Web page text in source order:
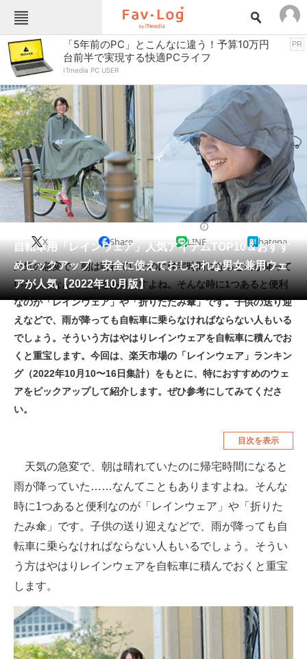
Fav-Logカテゴリー一覧
TOP アウトドア用品
インテリア・収納 おもちゃ・ホビー
カメラ キッチン家電
キッチン用品 ゲーム
コンテンツ・サービス スイーツ・お菓子
スポーツ・レジャー スマホ・携帯電話
パソコン・タブレット ファッション
ペット 家電
工具・DIY 本・DVD・CD
生活家電 生活用品
空調・季節家電 美容・コスメ
腕時計 車・バイク
釣り具・釣り用品 食品・飲料・お酒
食器・グラス・カトラリー
注目記事を集めた総合ページ
スマホと通信の最新トレンド
進化するPCとデバイスの未来
好きが集まる 比べて選べる
ビジネスと働き方のヒント
AI活用のいまが分かる
「5年前のPC」とこんなに違う！予算10万円
台前半で実現する快適PCライフ
ITmedia PC USER
PR
自転車用「レインウェア」人気アイテムTOP10＆おすす
めピックアップ 安全に使えておしゃれな男女兼用ウェ
アが人気【2022年10月版】
X Share LINE hatena
天気の急変で、朝は晴れていたのに帰宅時間になると雨が降って
いた……なんてこともありますよね。そんな時に1つあると便利
なのが「レインウェア」や「折りたたみ傘」です。子供の送り迎
えなどで、雨が降っても自転車に乗らなければならない人もいる
でしょう。そういう方はやはりレインウェアを自転車に積んでお
くと重宝します。今回は、楽天市場の「レインウェア」ランキン
グ（2022年10月10〜16日集計）をもとに、特におすすめのウェ
アをピックアップして紹介します。ぜひ参考にしてみてくださ
い。
目次を表示
天気の急変で、朝は晴れていたのに帰宅時間になると
雨が降っていた……なんてこともありますよね。そんな
時に1つあると便利なのが「レインウェア」や「折りた
たみ傘」です。子供の送り迎えなどで、雨が降っても自
転車に乗らなければならない人もいるでしょう。そうい
う方はやはりレインウェアを自転車に積んでおくと重宝
します。